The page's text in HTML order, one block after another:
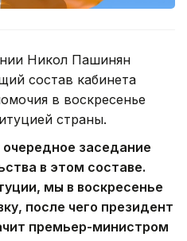
Никол Пашинян
состав кабинета
в воскресенье
страны.
заседание
в этом составе.
мы в воскресенье
после чего президент
премьер-министром